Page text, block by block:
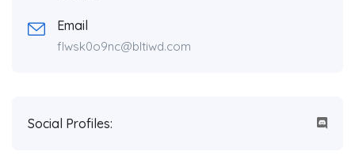
Email
flwsk0o9nc@bltiwd.com
Social Profiles: